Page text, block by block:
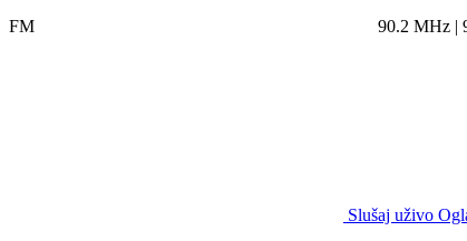
FM 90.2 MHz |
Slušaj uživo